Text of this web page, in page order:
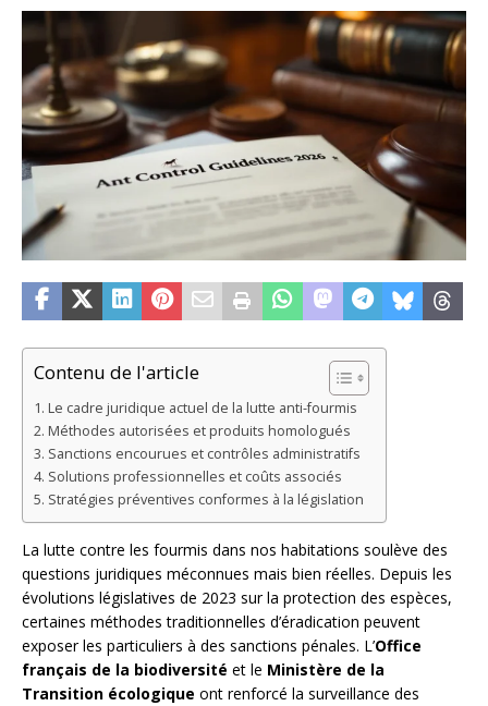
Contenu de l'article
Le cadre juridique actuel de la lutte anti-fourmis
Méthodes autorisées et produits homologués
Sanctions encourues et contrôles administratifs
Solutions professionnelles et coûts associés
Stratégies préventives conformes à la législation
La lutte contre les fourmis dans nos habitations soulève des
questions juridiques méconnues mais bien réelles. Depuis les
évolutions législatives de 2023 sur la protection des espèces,
certaines méthodes traditionnelles d’éradication peuvent
exposer les particuliers à des sanctions pénales. L’Office
français de la biodiversité et le Ministère de la
Transition écologique ont renforcé la surveillance des